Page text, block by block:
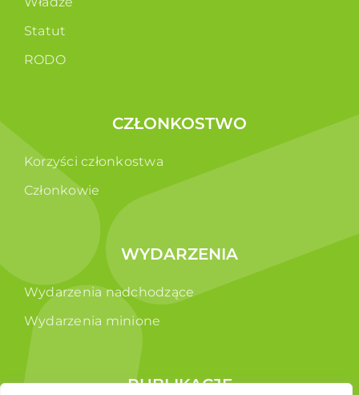
Statut
RODO
CZŁONKOSTWO
Korzyści członkostwa
Członkowie
WYDARZENIA
Wydarzenia nadchodzące
Wydarzenia minione
PUBLIKACJE